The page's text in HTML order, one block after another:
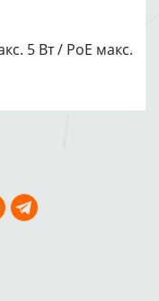
5 Вт / PoE макс.